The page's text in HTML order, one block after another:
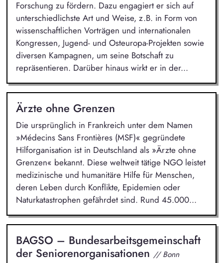
Forschung zu fördern. Dazu engagiert er sich auf
unterschiedlichste Art und Weise, z.B. in Form von
wissenschaftlichen Vorträgen und internationalen
Kongressen, Jugend- und Osteuropa-Projekten sowie
diversen Kampagnen, um seine Botschaft zu
repräsentieren. Darüber hinaus wirkt er in der...
Ärzte ohne Grenzen
Die ursprünglich in Frankreich unter dem Namen
»Médecins Sans Frontières (MSF)« gegründete
Hilforganisation ist in Deutschland als »Ärzte ohne
Grenzen« bekannt. Diese weltweit tätige NGO leistet
medizinische und humanitäre Hilfe für Menschen,
deren Leben durch Konflikte, Epidemien oder
Naturkatastrophen gefährdet sind. Rund 45.000...
BAGSO – Bundesarbeitsgemeinschaft
der Seniorenorganisationen // Bonn